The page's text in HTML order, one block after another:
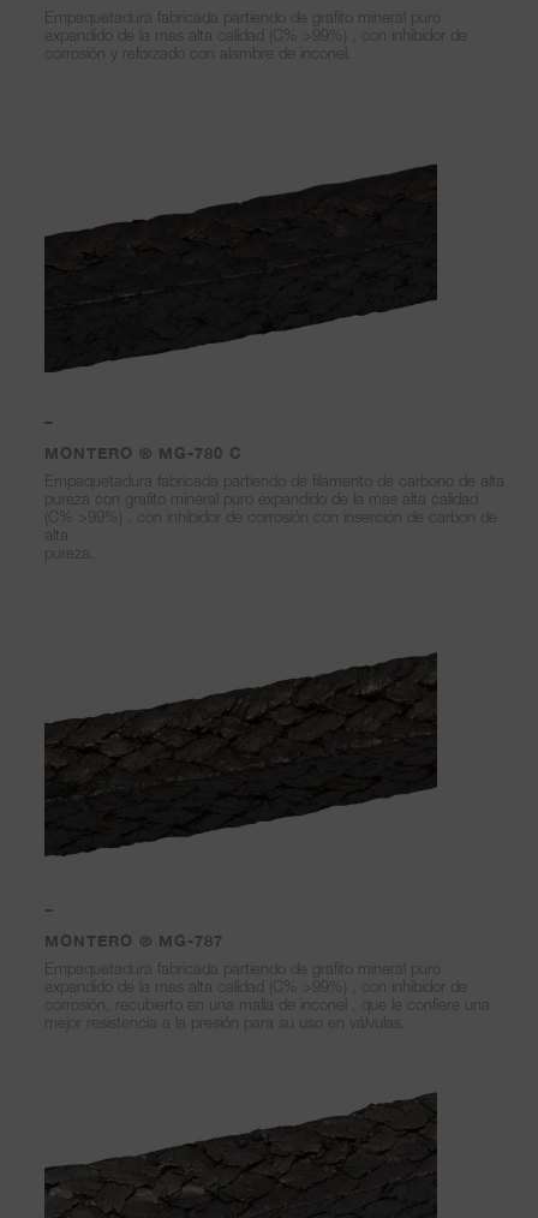
Empaquetadura fabricada partiendo de grafito mineral puro
expandido de la mas alta calidad (C% >99%) , con inhibidor de
corrosión y reforzado con alambre de inconel.
–
MONTERO ® MG-780 C
Empaquetadura fabricada partiendo de filamento de carbono de alta
pureza con grafito mineral puro expandido de la mas alta calidad
(C% >99%) , con inhibidor de corrosión con inserción de carbon de
alta
pureza.
–
MONTERO ® MG-787
Empaquetadura fabricada partiendo de grafito mineral puro
expandido de la mas alta calidad (C% >99%) , con inhibidor de
corrosión, recubierto en una malla de inconel , que le confiere una
mejor resistencia a la presión para su uso en válvulas.